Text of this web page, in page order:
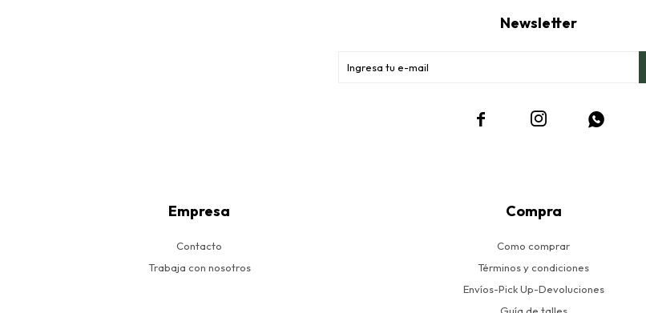
Empresa
Contacto
Trabaja con nosotros
Compra
Como comprar
Términos y condiciones
Envíos-Pick Up-Devoluciones
Newsletter
  